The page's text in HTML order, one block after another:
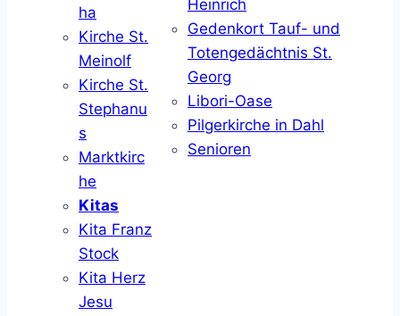
ha
Kirche St.
Meinolf
Kirche St.
Stephanu
s
Marktkirc
he
Kitas
Kita Franz
Stock
Kita Herz
Jesu
Heinrich
Gedenkort Tauf- und
Totengedächtnis St.
Georg
Libori-Oase
Pilgerkirche in Dahl
Senioren